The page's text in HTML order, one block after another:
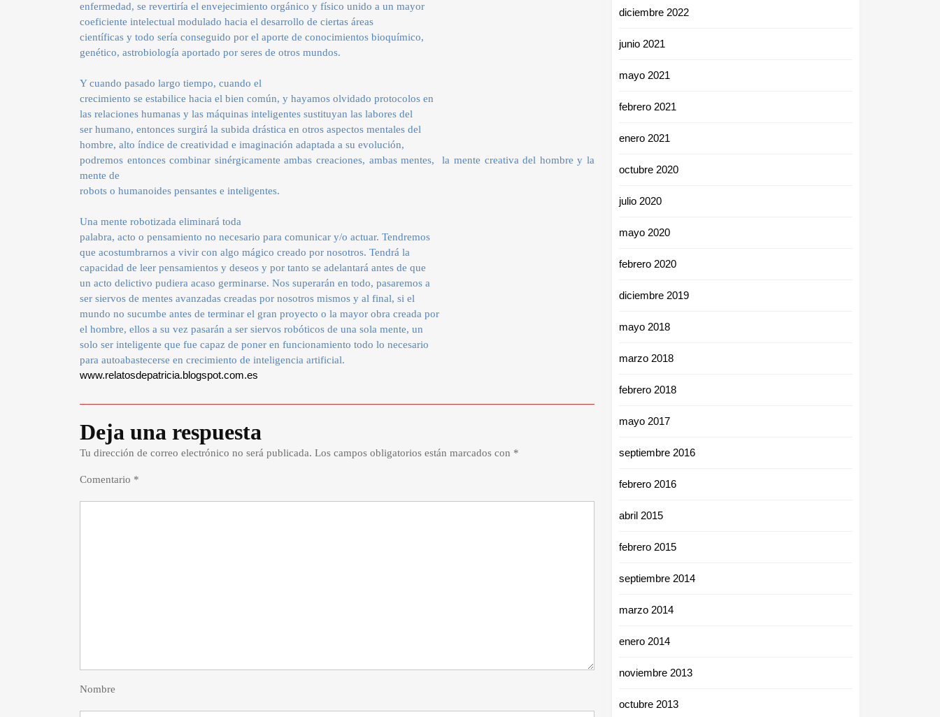
enfermedad, se revertiría el envejecimiento orgánico y físico unido a un mayor
coeficiente intelectual modulado hacia el desarrollo de ciertas áreas
científicas y todo sería conseguido por el aporte de conocimientos bioquímico,
genético, astrobiología aportado por seres de otros mundos.
Y cuando pasado largo tiempo, cuando el
crecimiento se estabilice hacia el bien común, y hayamos olvidado protocolos en
las relaciones humanas y las máquinas inteligentes sustituyan las labores del
ser humano, entonces surgirá la subida drástica en otros aspectos mentales del
hombre, alto índice de creatividad e imaginación adaptada a su evolución,
podremos entonces combinar sinérgicamente ambas creaciones, ambas mentes,
la mente creativa del hombre y la
mente de
robots o humanoides pensantes e inteligentes.
Una mente robotizada eliminará toda
palabra, acto o pensamiento no necesario para comunicar y/o actuar. Tendremos
que acostumbrarnos a vivir con algo mágico creado por nosotros. Tendrá la
capacidad de leer pensamientos y deseos y por tanto se adelantará antes de que
un acto delictivo pudiera acaso germinarse. Nos superarán en todo, pasaremos a
ser siervos de mentes avanzadas creadas por nosotros mismos y al final, si el
mundo no sucumbe antes de terminar el gran proyecto o la mayor obra creada por
el hombre, ellos a su vez pasarán a ser siervos robóticos de una sola mente, un
solo ser inteligente que fue capaz de poner en funcionamiento todo lo necesario
para autoabastecerse en crecimiento de inteligencia artificial.
www.relatosdepatricia.blogspot.com.es
Deja una respuesta
Tu dirección de correo electrónico no será publicada. Los campos obligatorios están marcados con *
Comentario *
Nombre
diciembre 2022
junio 2021
mayo 2021
febrero 2021
enero 2021
octubre 2020
julio 2020
mayo 2020
febrero 2020
diciembre 2019
mayo 2018
marzo 2018
febrero 2018
mayo 2017
septiembre 2016
febrero 2016
abril 2015
febrero 2015
septiembre 2014
marzo 2014
enero 2014
noviembre 2013
octubre 2013